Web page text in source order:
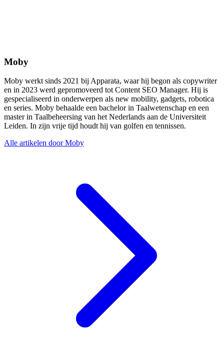
Moby
Moby werkt sinds 2021 bij Apparata, waar hij begon als copywriter
en in 2023 werd gepromoveerd tot Content SEO Manager. Hij is
gespecialiseerd in onderwerpen als new mobility, gadgets, robotica
en series. Moby behaalde een bachelor in Taalwetenschap en een
master in Taalbeheersing van het Nederlands aan de Universiteit
Leiden. In zijn vrije tijd houdt hij van golfen en tennissen.
Alle artikelen door Moby